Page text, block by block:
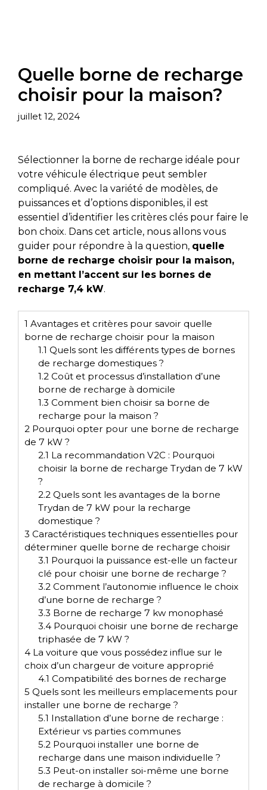
Quelle borne de recharge
choisir pour la maison?
juillet 12, 2024
Sélectionner la borne de recharge idéale pour
votre véhicule électrique peut sembler
compliqué. Avec la variété de modèles, de
puissances et d’options disponibles, il est
essentiel d’identifier les critères clés pour faire le
bon choix. Dans cet article, nous allons vous
guider pour répondre à la question, quelle
borne de recharge choisir pour la maison,
en mettant l’accent sur les bornes de
recharge 7,4 kW.
1 Avantages et critères pour savoir quelle
borne de recharge choisir pour la maison
1.1 Quels sont les différents types de bornes
de recharge domestiques ?
1.2Coût et processus d’installation d’une
borne de recharge à domicile
1.3 Comment bien choisir sa borne de
recharge pour la maison ?
2 Pourquoi opter pour une borne de recharge
de 7 kW ?
2.1 La recommandation V2C : Pourquoi
choisir la borne de recharge Trydan de 7 kW
?
2.2Quels sont les avantages de la borne
Trydan de 7 kW pour la recharge
domestique ?
3 Caractéristiques techniques essentielles pour
déterminer quelle borne de recharge choisir
3.1 Pourquoi la puissance est-elle un facteur
clé pour choisir une borne de recharge ?
3.2Comment l’autonomie influence le choix
d’une borne de recharge ?
3.3 Borne de recharge 7 kw monophasé
3.4Pourquoi choisir une borne de recharge
triphasée de 7 kW ?
4 La voiture que vous possédez influe sur le
choix d’un chargeur de voiture approprié
4.1 Compatibilité des bornes de recharge
5 Quels sont les meilleurs emplacements pour
installer une borne de recharge ?
5.1 Installation d’une borne de recharge :
Extérieur vs parties communes
5.2Pourquoi installer une borne de
recharge dans une maison individuelle ?
5.3 Peut-on installer soi-même une borne
de recharge à domicile ?